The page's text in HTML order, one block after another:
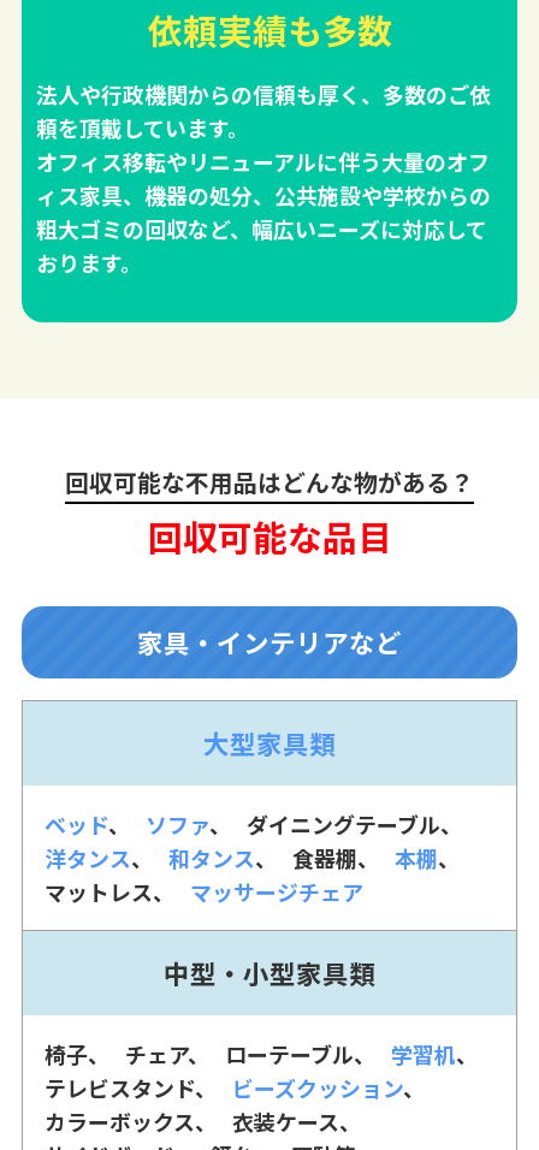
依頼実績も多数
法人や行政機関からの信頼も厚く、多数のご依
頼を頂戴しています。
オフィス移転やリニューアルに伴う大量のオフ
ィス家具、機器の処分、公共施設や学校からの
粗大ゴミの回収など、幅広いニーズに対応して
おります。
回収可能な不用品はどんな物がある？
回収可能な品目
家具・インテリアなど
大型家具類
ベッド ソファ
ダイニングテーブル
洋タンス
和タンス 食器棚
本棚
マットレス
マッサージチェア
中型・小型家具類
椅子 チェア ローテーブル
学習机
テレビスタンド
ビーズクッション
カラーボックス
衣装ケース